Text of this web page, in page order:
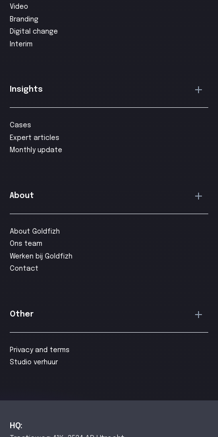
Video
Branding
Digital change
Interim
Insights
Cases
Expert articles
Monthly update
About
About Goldfizh
Ons team
Werken bij Goldfizh
Contact
Other
Privacy and terms
Studio verhuur
HQ: